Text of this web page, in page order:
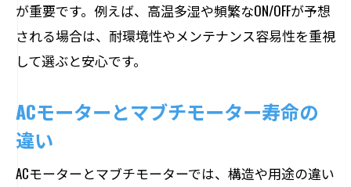
が重要です。例えば、高温多湿や頻繁なON/OFFが予想
される場合は、耐環境性やメンテナンス容易性を重視
して選ぶと安心です。
ACモーターとマブチモーター寿命の
違い
ACモーターとマブチモーターでは、構造や用途の違い